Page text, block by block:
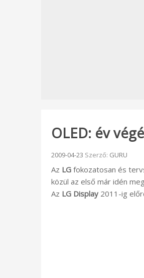
OLED: év
Beküldve:
2009-04-23 Szerző: GURU
Az LG fokozatosan és
közül az első már idén
Az LG Display 2011-ig